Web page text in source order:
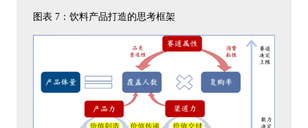
图表 7：饮料产品打造的思考框架